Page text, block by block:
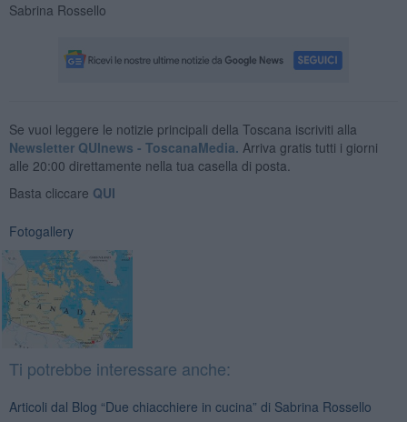
Sabrina Rossello
Se vuoi leggere le notizie principali della Toscana iscriviti alla
Newsletter QUInews - ToscanaMedia. Arriva gratis tutti i giorni
alle 20:00 direttamente nella tua casella di posta.
Basta cliccare QUI
Fotogallery
Ti potrebbe interessare anche:
Articoli dal Blog “Due chiacchiere in cucina” di Sabrina Rossello